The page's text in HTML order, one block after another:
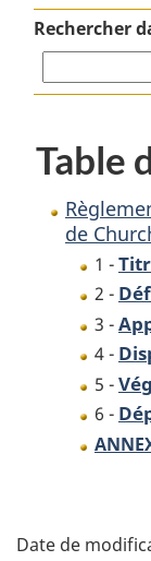
Rechercher
Table
de
1 -
2 -
3 -
4 -
5 -
6 -
Date de